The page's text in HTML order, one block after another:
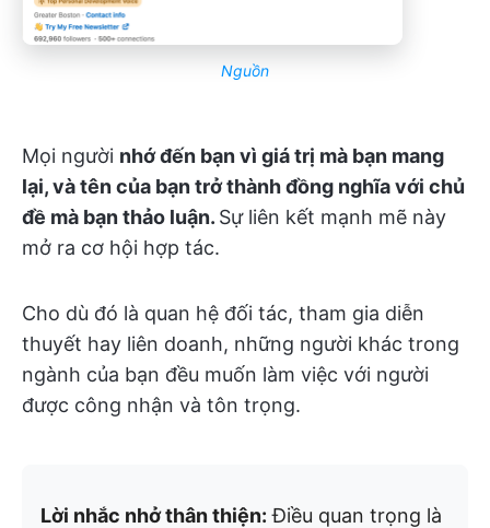
Nguồn
Mọi người nhớ đến bạn vì giá trị mà bạn mang
lại, và tên của bạn trở thành đồng nghĩa với chủ
đề mà bạn thảo luận. Sự liên kết mạnh mẽ này
mở ra cơ hội hợp tác.
Cho dù đó là quan hệ đối tác, tham gia diễn
thuyết hay liên doanh, những người khác trong
ngành của bạn đều muốn làm việc với người
được công nhận và tôn trọng.
Lời nhắc nhở thân thiện: Điều quan trọng là